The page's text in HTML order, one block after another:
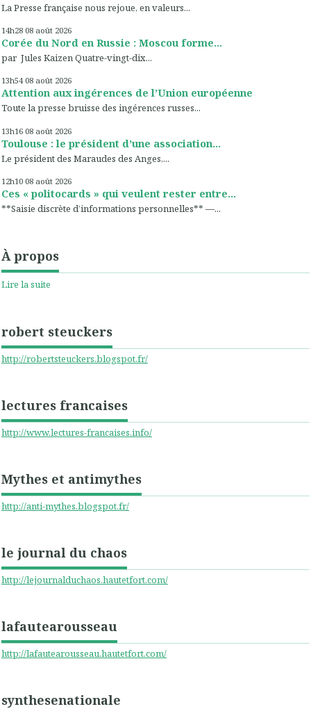
La Presse française nous rejoue, en valeurs...
14h28 08 août 2026
Corée du Nord en Russie : Moscou forme...
par Jules Kaizen Quatre-vingt-dix...
13h54 08 août 2026
Attention aux ingérences de l’Union européenne
Toute la presse bruisse des ingérences russes...
13h16 08 août 2026
Toulouse : le président d’une association...
Le président des Maraudes des Anges,...
12h10 08 août 2026
Ces « politocards » qui veulent rester entre...
**Saisie discrète d’informations personnelles** —...
À propos
Lire la suite
robert steuckers
http://robertsteuckers.blogspot.fr/
lectures francaises
http://www.lectures-francaises.info/
Mythes et antimythes
http://anti-mythes.blogspot.fr/
le journal du chaos
http://lejournalduchaos.hautetfort.com/
lafautearousseau
http://lafautearousseau.hautetfort.com/
synthesenationale